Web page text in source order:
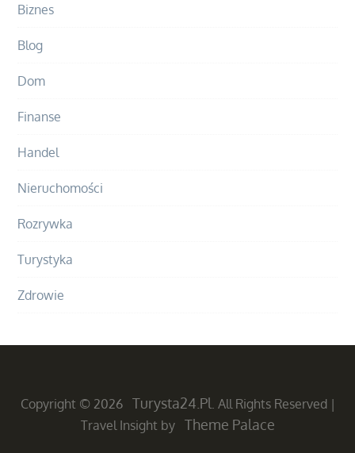
Biznes
Blog
Dom
Finanse
Handel
Nieruchomości
Rozrywka
Turystyka
Zdrowie
Copyright © 2026 Turysta24.pl . All Rights Reserved |
Travel Insight by Theme Palace